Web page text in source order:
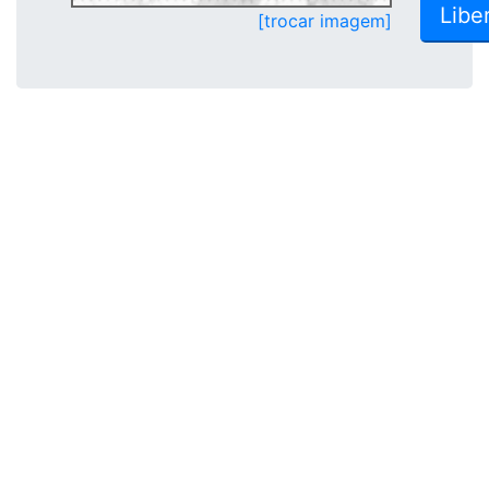
[trocar imagem]